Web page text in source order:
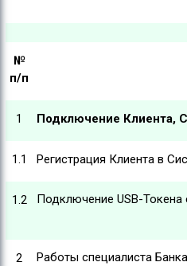
№
п/п
1 Подключение
1.1 Регистрация Клиента в
1.2 Подключение USB-
2 Работы специалиста